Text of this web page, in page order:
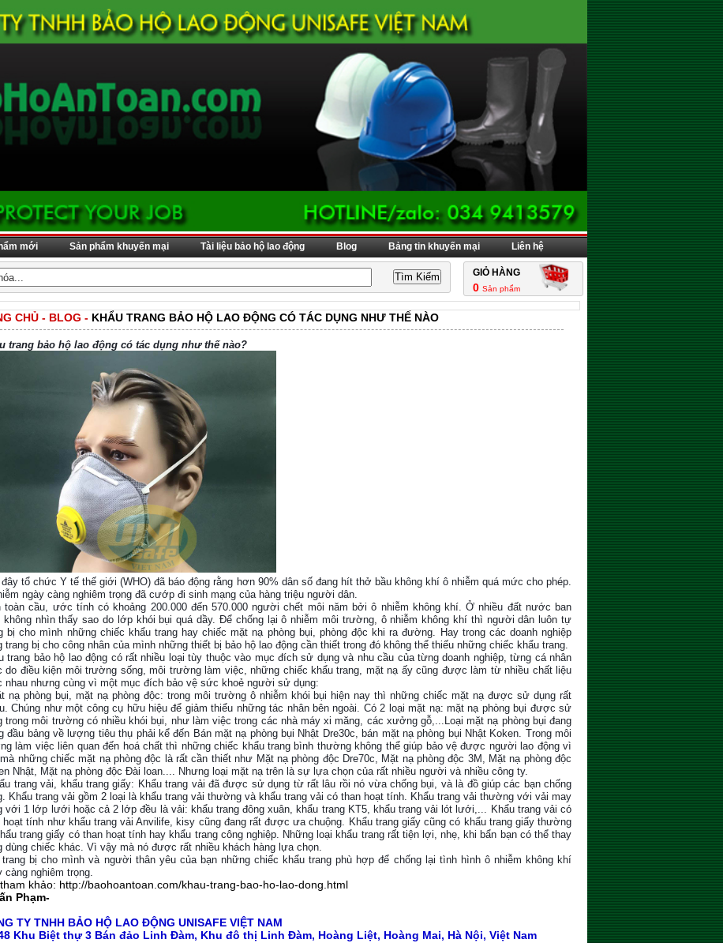
mới Sản phẩm khuyến mại Tài liệu bảo hộ lao động Blog Bảng tin khuyến mại Liên hệ
GIỎ HÀNG
0 Sản phẩm
CHỦ - BLOG - KHẨU TRANG BẢO HỘ LAO ĐỘNG CÓ TÁC DỤNG NHƯ THẾ NÀO
trang bảo hộ lao động có tác dụng như thế nào?
tổ chức Y tế thế giới (WHO) đã báo động rằng hơn 90% dân số đang hít thở bầu không khí ô nhiễm quá mức cho phép.
ngày càng nghiêm trọng đã cướp đi sinh mạng của hàng triệu người dân.
toàn cầu, ước tính có khoảng 200.000 đến 570.000 người chết môi năm bởi ô nhiễm không khí. Ở nhiều đất nước ban
không nhìn thấy sao do lớp khói bụi quá dầy. Để chống lại ô nhiễm môi trường, ô nhiễm không khí thì người dân luôn tự
bị cho mình những chiếc khẩu trang hay chiếc mặt nạ phòng bụi, phòng độc khi ra đường. Hay trong các doanh nghiệp
trang bị cho công nhân của mình những thiết bị bảo hộ lao động cần thiết trong đó không thể thiếu những chiếc khẩu trang.
trang bảo hộ lao động có rất nhiều loại tùy thuộc vào mục đích sử dụng và nhu cầu của từng doanh nghiệp, từng cá nhân
do điều kiện môi trường sống, môi trường làm việc, những chiếc khẩu trang, mặt nạ ấy cũng được làm từ nhiều chất liệu
nhau nhưng cùng vì một mục đích bảo vệ sức khoẻ người sử dụng:
nạ phòng bụi, mặt nạ phòng độc: trong môi trường ô nhiễm khói bụi hiện nay thì những chiếc mặt nạ được sử dụng rất
Chúng như một công cụ hữu hiệu để giảm thiểu những tác nhân bên ngoài. Có 2 loại mặt nạ: mặt nạ phòng bụi được sử
trong môi trường có nhiều khói bụi, như làm việc trong các nhà máy xi măng, các xưởng gỗ,...Loại mặt nạ phòng bụi đang
đầu bảng về lượng tiêu thụ phải kể đến Bán mặt nạ phòng bụi Nhật Dre30c, bán mặt nạ phòng bụi Nhật Koken. Trong môi
làm việc liên quan đến hoá chất thì những chiếc khẩu trang bình thường không thể giúp bảo vệ được người lao động vì
những chiếc mặt nạ phòng độc là rất cần thiết như Mặt nạ phòng độc Dre70c, Mặt nạ phòng độc 3M, Mặt nạ phòng độc
Nhật, Mặt nạ phòng độc Đài loan.... Nhưng loại mặt nạ trên là sự lựa chọn của rất nhiều người và nhiều công ty.
trang vải, khẩu trang giấy: Khẩu trang vải đã được sử dụng từ rất lâu rồi nó vừa chống bụi, và là đồ giúp các bạn chống
Khẩu trang vải gồm 2 loại là khẩu trang vải thường và khẩu trang vải có than hoạt tính. Khẩu trang vải thường với vải may
với 1 lớp lưới hoặc cả 2 lớp đều là vải: khẩu trang đông xuân, khẩu trang KT5, khẩu trang vải lót lưới,... Khẩu trang vải có
hoạt tính như khẩu trang vải Anvilife, kisy cũng đang rất được ưa chuộng. Khẩu trang giấy cũng có khẩu trang giấy thường
trang giấy có than hoạt tính hay khẩu trang công nghiệp. Những loại khẩu trang rất tiện lợi, nhẹ, khi bẩn bạn có thể thay
dùng chiếc khác. Vì vậy mà nó được rất nhiều khách hàng lựa chọn.
trang bị cho mình và người thân yêu của bạn những chiếc khẩu trang phù hợp để chống lại tình hình ô nhiễm không khí
càng nghiêm trọng.
khảo: http://baohoantoan.com/khau-trang-bao-ho-lao-dong.html
Phạm-
TY TNHH BẢO HỘ LAO ĐỘNG UNISAFE VIỆT NAM
Khu Biệt thự 3 Bán đảo Linh Đàm, Khu đô thị Linh Đàm, Hoàng Liệt, Hoàng Mai, Hà Nội, Việt Nam